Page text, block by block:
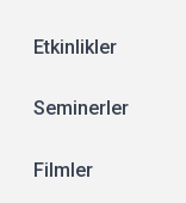
Etkinlikler
Seminerler
Filmler